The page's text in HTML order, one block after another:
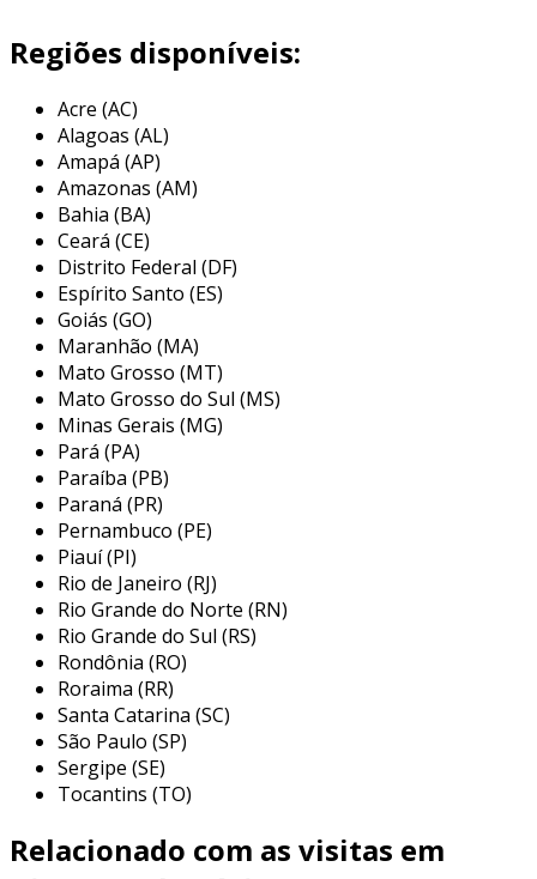
uma das principais características do disco de
utilizado na fabricação de utensílios de cozinha,
peças automotivas, componentes eletrônicos e
até em indústrias de construção. as
propriedades do alumínio fazem com que este
material seja ideal para aplicações em que a
redução de peso e a durabilidade sejam
primordiais.
principais aplicações do disco de
alumínio
os discos de alumínio têm uma variedade
significativa de aplicações, tornando-se
indispensáveis em vários setores industriais.
abaixo estão algumas das principais utilizações:
utensílios de cozinha:
panelas e frigideiras, os discos de
alumínio melhoram a condução de calor,
proporcionando um cozimento mais
uniforme.
indústria automotiva:
fabricação de componentes como
suportes de motor, rodas e painéis,
devido à leveza e resistência do material.
produtos como fogões e fornos,
Regiões disponíveis:
Acre (AC)
Alagoas (AL)
Amapá (AP)
Amazonas (AM)
Bahia (BA)
Ceará (CE)
Distrito Federal (DF)
Espírito Santo (ES)
Goiás (GO)
Maranhão (MA)
Mato Grosso (MT)
Mato Grosso do Sul (MS)
Minas Gerais (MG)
Pará (PA)
Paraíba (PB)
Paraná (PR)
Pernambuco (PE)
Piauí (PI)
Rio de Janeiro (RJ)
Rio Grande do Norte (RN)
Rio Grande do Sul (RS)
Rondônia (RO)
Roraima (RR)
Santa Catarina (SC)
São Paulo (SP)
Sergipe (SE)
Tocantins (TO)
Relacionado com as visitas em